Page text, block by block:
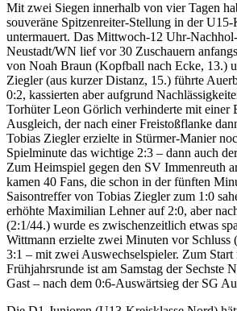
Mit zwei Siegen innerhalb von vier Tagen
souveräne Spitzenreiter-Stellung in der
untermauert. Das Mittwoch-12 Uhr-
Neustadt/WN lief vor 30 Zuschauern
von Noah Braun (Kopfball nach Ecke, 13.)
Ziegler (aus kurzer Distanz, 15.) führte
0:2, kassierten aber aufgrund
Torhüter Leon Görlich verhinderte mit einer
Ausgleich, der nach einer Freistoßflanke
Tobias Ziegler erzielte in Stürmer-Manier
Spielminute das wichtige 2:3 – dann auch
Zum Heimspiel gegen den SV Immenreuth
kamen 40 Fans, die schon in der fünften
Saisontreffer von Tobias Ziegler zum 1:0
erhöhte Maximilian Lehner auf 2:0, aber
(2:1/44.) wurde es zwischenzeitlich etwas
Wittmann erzielte zwei Minuten vor Schluss
3:1 – mit zwei Auswechselspieler. Zum
Frühjahrsrunde ist am Samstag der Sechste
Gast – nach dem 0:6-Auswärtsieg der SG